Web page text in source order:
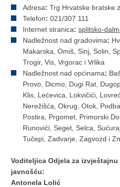
Adresa: Trg Hrvatske bratske
Telefon: 021/307 111
Internet stranica: splitsko-
Nadležnost nad gradovima:
Makarska, Omiš, Sinj, Solin,
Trogir, Vis, Vrgorac i Vrlika
Nadležnost nad općinama:
Provo, Dicmo, Dugi Rat,
Klis, Lećevica, Lokvičići,
Nerežišća, Okrug, Otok,
Postira, Prgomet, Primorski
Runovići, Seget, Selca,
Tučepi, Zadvarje, Zagvozd i
Voditeljica Odjela za
javnošću:
Antonela Lolić